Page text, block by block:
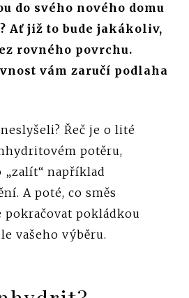
do svého nového domu
Ať již to bude jakákoliv,
rovného povrchu.
vám zaručí podlaha
Řeč je o lité
potěru,
například
A poté, co směs
pokračovat pokládkou
vašeho výběru.